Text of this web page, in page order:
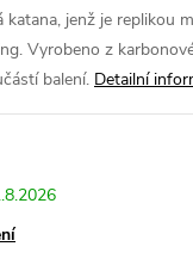
katana, jenž je replikou
Vyrobeno z
balení. Detailní